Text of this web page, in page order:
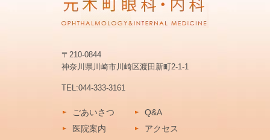
〒210-0844
神奈川県川崎市川崎区渡田新町2-1-1
TEL:044-333-3161
ごあいさつ
医院案内
Q&A
アクセス